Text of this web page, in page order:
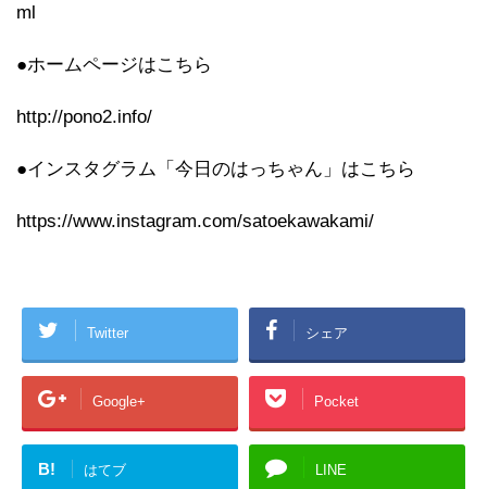
ml
●ホームページはこちら
http://pono2.info/
●インスタグラム「今日のはっちゃん」はこちら
https://www.instagram.com/satoekawakami/
Twitter シェア
Google+ Pocket
B! はてブ LINE